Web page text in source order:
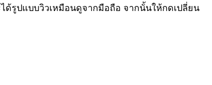
ด้รูปแบบวิวเหมือนดูจากมือถือ จากนั้นให้กดเปลี่ยน